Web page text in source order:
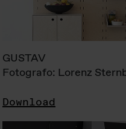
GUSTAV
Fotografo: Lorenz
Download